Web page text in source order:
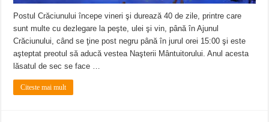
Postul Crăciunului începe vineri şi durează 40 de zile, printre care
sunt multe cu dezlegare la peşte, ulei şi vin, până în Ajunul
Crăciunului, când se ţine post negru până în jurul orei 15:00 şi este
aşteptat preotul să aducă vestea Naşterii Mântuitorului. Anul acesta
lăsatul de sec se face …
Citeste mai mult